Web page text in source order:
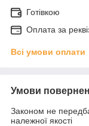
Готівкою
Оплата за
Всі умови оплати
Умови
Законом не
належної якості